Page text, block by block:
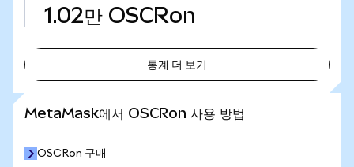
1.02만 OSCRon
통계 더 보기
MetaMask에서 OSCRon 사용 방법
OSCRon 구매